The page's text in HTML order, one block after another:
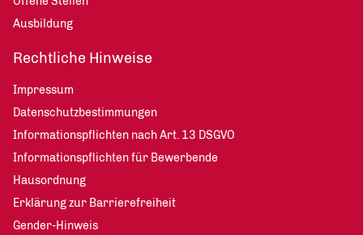
Ausbildung
Rechtliche Hinweise
Impressum
Datenschutzbestimmungen
Informationspflichten nach Art. 13 DSGVO
Informationspflichten für Bewerbende
Hausordnung
Erklärung zur Barrierefreiheit
Gender-Hinweis